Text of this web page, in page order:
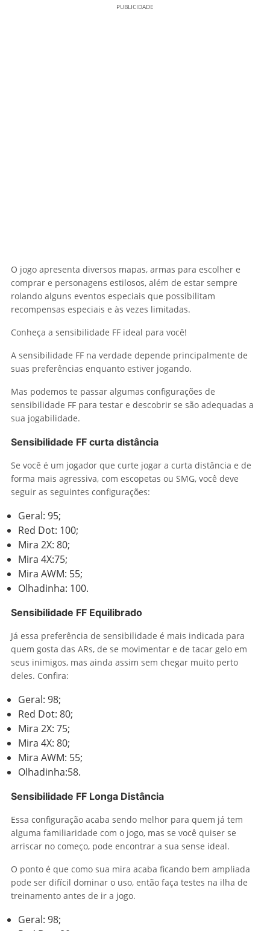
PUBLICIDADE
O jogo apresenta diversos mapas, armas para escolher e
comprar e personagens estilosos, além de estar sempre
rolando alguns eventos especiais que possibilitam
recompensas especiais e às vezes limitadas.
Conheça a sensibilidade FF ideal para você!
A sensibilidade FF na verdade depende principalmente de
suas preferências enquanto estiver jogando.
Mas podemos te passar algumas configurações de
sensibilidade FF para testar e descobrir se são adequadas a
sua jogabilidade.
Sensibilidade FF curta distância
Se você é um jogador que curte jogar a curta distância e de
forma mais agressiva, com escopetas ou SMG, você deve
seguir as seguintes configurações:
Geral: 95;
Red Dot: 100;
Mira 2X: 80;
Mira 4X:75;
Mira AWM: 55;
Olhadinha: 100.
Sensibilidade FF Equilibrado
Já essa preferência de sensibilidade é mais indicada para
quem gosta das ARs, de se movimentar e de tacar gelo em
seus inimigos, mas ainda assim sem chegar muito perto
deles. Confira:
Geral: 98;
Red Dot: 80;
Mira 2X: 75;
Mira 4X: 80;
Mira AWM: 55;
Olhadinha:58.
Sensibilidade FF Longa Distância
Essa configuração acaba sendo melhor para quem já tem
alguma familiaridade com o jogo, mas se você quiser se
arriscar no começo, pode encontrar a sua sense ideal.
O ponto é que como sua mira acaba ficando bem ampliada
pode ser difícil dominar o uso, então faça testes na ilha de
treinamento antes de ir a jogo.
Geral: 98;